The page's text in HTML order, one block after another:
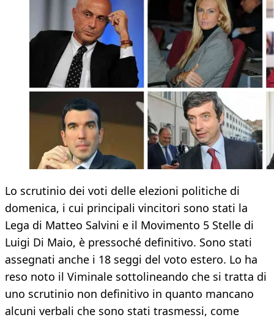
Lo scrutinio dei voti delle elezioni politiche di
domenica, i cui principali vincitori sono stati la
Lega di Matteo Salvini e il Movimento 5 Stelle di
Luigi Di Maio, è pressoché definitivo. Sono stati
assegnati anche i 18 seggi del voto estero. Lo ha
reso noto il Viminale sottolineando che si tratta di
uno scrutinio non definitivo in quanto mancano
alcuni verbali che sono stati trasmessi, come